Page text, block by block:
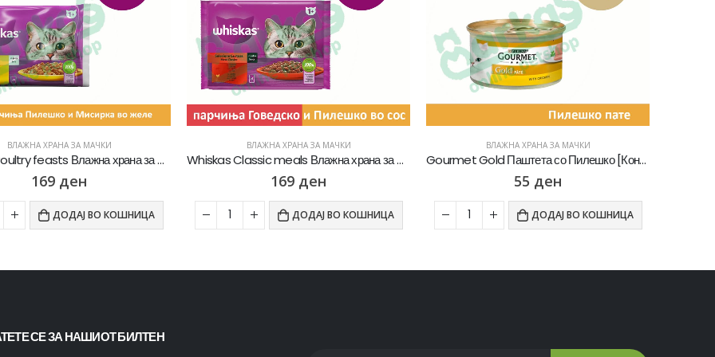
ВЛАЖНА ХРАНА ЗА МАЧКИ
Whiskas Classic meals Влажна храна за Возрасни мачки со Парчиња Говедско и Пилешко во сос [Кесичка 4×85гр]
169 ден
ДОДАЈ ВО КОШНИЦА
ВЛАЖНА ХРАНА ЗА МАЧКИ
Gourmet Gold Паштета со Пилешко [Конзерва 85гр]
55 ден
ДОДАЈ ВО КОШНИЦА
ВЛАЖНА ХРАНА ЗА МАЧКИ
Felix Agail Влажна храна за мачки со Лосос во желе [Кесичка 85гр]
44 ден
ДОДАЈ ВО КОШНИЦА
СЕ ЗА НАШИОТ БИЛТЕН